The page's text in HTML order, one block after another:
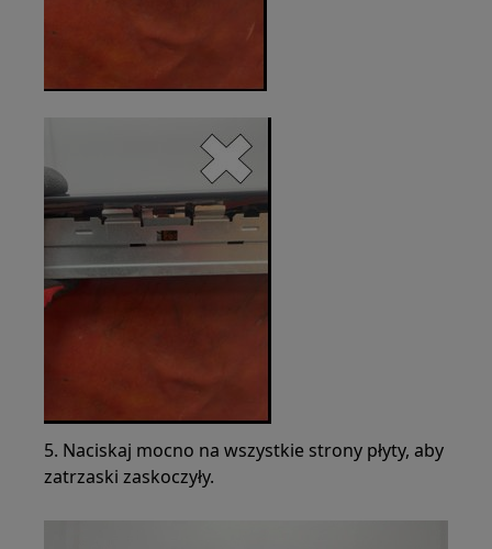
5. Naciskaj mocno na wszystkie strony płyty, aby
zatrzaski zaskoczyły.